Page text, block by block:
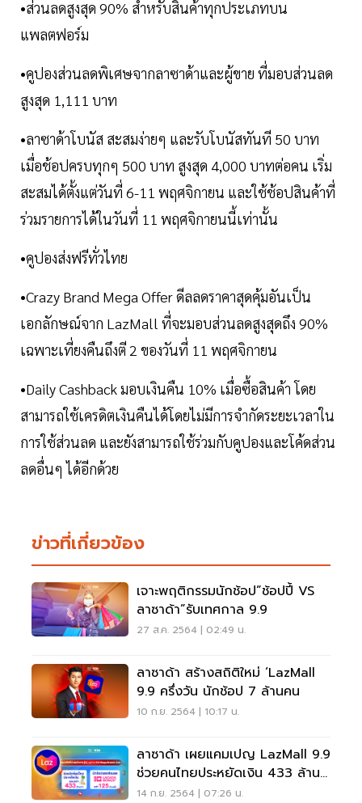
•ส่วนลดสูงสุด 90% สำหรับสินค้าทุกประเภทบน
แพลตฟอร์ม
•คูปองส่วนลดพิเศษจากลาซาด้าและผู้ขาย ที่มอบส่วนลด
สูงสุด 1,111 บาท
•ลาซาด้าโบนัส สะสมง่ายๆ และรับโบนัสทันที 50 บาท
เมื่อช้อปครบทุกๆ 500 บาท สูงสุด 4,000 บาทต่อคน เริ่ม
สะสมได้ตั้งแต่วันที่ 6-11 พฤศจิกายน และใช้ช้อปสินค้าที่
ร่วมรายการได้ในวันที่ 11 พฤศจิกายนนี้เท่านั้น
•คูปองส่งฟรีทั่วไทย
•Crazy Brand Mega Offer ดีลลดราคาสุดคุ้มอันเป็น
เอกลักษณ์จาก LazMall ที่จะมอบส่วนลดสูงสุดถึง 90%
เฉพาะเที่ยงคืนถึงตี 2 ของวันที่ 11 พฤศจิกายน
•Daily Cashback มอบเงินคืน 10% เมื่อซื้อสินค้า โดย
สามารถใช้เครดิตเงินคืนได้โดยไม่มีการจำกัดระยะเวลาใน
การใช้ส่วนลด และยังสามารถใช้ร่วมกับคูปองและโค้ดส่วน
ลดอื่นๆ ได้อีกด้วย
ข่าวที่เกี่ยวข้อง
เจาะพฤติกรรมนักช้อป”ช้อปปี้ VS
ลาซาด้า”รับเทศกาล 9.9
27 ส.ค. 2564 | 02:49 น.
ลาซาด้า สร้างสถิติใหม่ ‘LazMall
9.9 ครึ่งวัน นักช้อป 7 ล้านคน
10 ก.ย. 2564 | 10:17 น.
ลาซาด้า เผยแคมเปญ LazMall 9.9
ช่วยคนไทยประหยัดเงิน 433 ล้าน
บาท
14 ก.ย. 2564 | 07:26 น.